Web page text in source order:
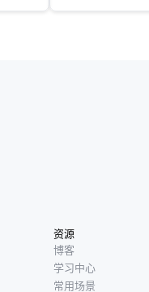
资源
博客
学习中心
常用场景